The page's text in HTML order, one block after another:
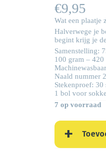
€9,95
Wat een plaatje
Halverwege je
begint krijg je
Samenstelling:
100 gram – 420
Naald nummer
Stekenproef:
1 bol voor
7 op voorraad